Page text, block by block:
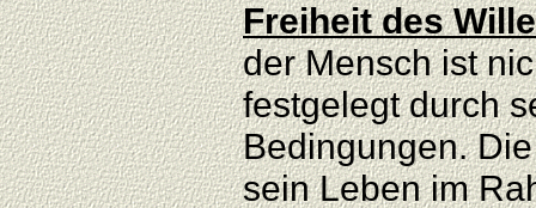
Freiheit des
der Mensch ist
festgelegt durch
Bedingungen.
sein Leben im